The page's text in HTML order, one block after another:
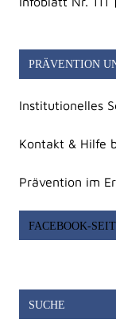
PRÄVENTION
Institutionelles
Kontakt & Hilfe
Prävention im
FACEBOOK-
SUCHE